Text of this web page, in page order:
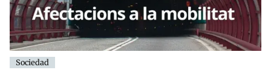
Sociedad